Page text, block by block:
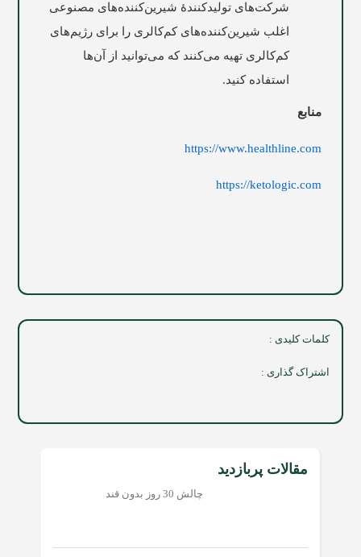
شرکت‌های تولیدکنندۀ شیرین‌کننده‌های مصنوعی
اغلب شیرین‌کننده‌های کم‌کالری را برای رژیم‌های
کم‌کالری تهیه می‌کنند که می‌توانید از آن‌ها
استفاده کنید.
منابع
https://www.healthline.com
https://ketologic.com
کلمات کلیدی :
اشتراک گذاری :
مقالات پربازدید
چالش 30 روز بدون قند